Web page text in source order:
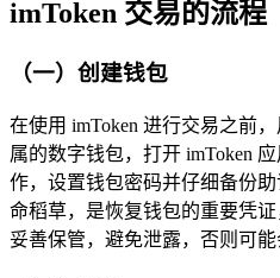
imToken 交易的流程
（一）创建钱包
在使用 imToken 进行交易之前
属的数字钱包，打开 imToken
作，设置钱包密码并仔细备份
命稻草，是恢复钱包的重要凭
妥善保管，避免泄露，否则可能